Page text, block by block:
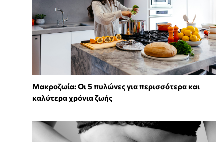
Mακροζωία: Οι 5 πυλώνες για περισσότερα και
καλύτερα χρόνια ζωής